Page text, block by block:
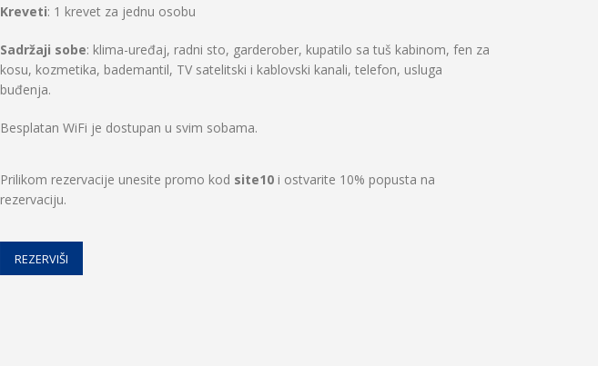
Kreveti: 1 krevet za jednu osobu
Sadržaji sobe: klima-uređaj, radni sto, garderober, kupatilo sa tuš kabinom, fen za
kosu, kozmetika, bademantil, TV satelitski i kablovski kanali, telefon, usluga
buđenja.
Besplatan WiFi je dostupan u svim sobama.
Prilikom rezervacije unesite promo kod site10 i ostvarite 10% popusta na
rezervaciju.
REZERVIŠI